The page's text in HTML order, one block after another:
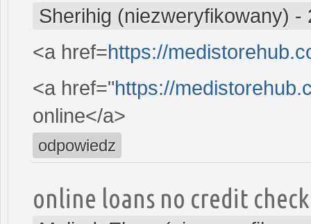
Sherihig (niezweryfikowany) -
<a href=https://
<a href="https://
online</a>
odpowiedz
online loans no credit